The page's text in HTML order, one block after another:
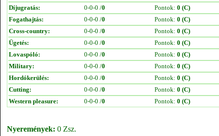
Díjugratás:
0-0-0 /0 Pontok: 0 (C)
Fogathajtás:
0-0-0 /0 Pontok: 0 (C)
Cross-country:
0-0-0 /0 Pontok: 0 (C)
Ügetés:
0-0-0 /0 Pontok: 0 (C)
Lovaspóló:
0-0-0 /0 Pontok: 0 (C)
Military:
0-0-0 /0 Pontok: 0 (C)
Hordókerülés:
0-0-0 /0 Pontok: 0 (C)
Cutting:
0-0-0 /0 Pontok: 0 (C)
Western pleasure:
0-0-0 /0 Pontok: 0 (C)
Nyeremények: 0 Zsz.